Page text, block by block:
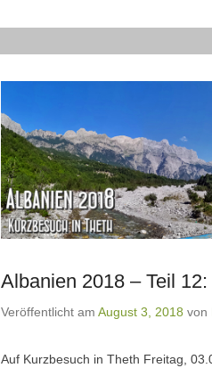
Albanien 2018 – Teil
Veröffentlicht am August 3, 2018 von
Auf Kurzbesuch in Theth Freitag,